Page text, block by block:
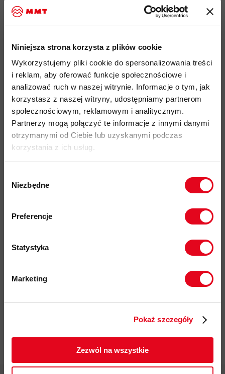
Niniejsza strona korzysta z plików cookie
Wykorzystujemy pliki cookie do spersonalizowania treści
i reklam, aby oferować funkcje społecznościowe i
analizować ruch w naszej witrynie. Informacje o tym, jak
korzystasz z naszej witryny, udostępniamy partnerom
społecznościowym, reklamowym i analitycznym.
Partnerzy mogą połączyć te informacje z innymi danymi
otrzymanymi od Ciebie lub uzyskanymi podczas
korzystania z ich usług.
zgody
Niezbędne
Preferencje
Statystyka
Marketing
Pokaż szczegóły
Zezwól na wszystkie
wysoki komfort termiczny przy zachowaniu minimalnej wagi
sprawnie odprowadza wilgoć
innowacyjna konstrukcja materiału z wafelkową strukturą
wewnątrz zapewnia doskonały stosunek ciepła do wagi przy
zachowaniu komfortu użytkowania
gładkie wykończenie materiału zewnętrznego zwiększa
odporność na ścieranie
profilowany fason nie ogranicza swobody ruchu
użyte płaskie szwy obniżają ryzyko otarć
dwie kieszenie boczne z zamkami
jedna kieszeń na klatce piersiowej z laminowanym zamkiem
miękko wykończony podbródek dla większego komfortu
mankiety i dół bluzy wykończony elastyczną i wytrzymałą
przyjazność środowiskowa: bluesign, materiały pochodzące
kod produktu: X000010560
Specyfikacja
zgodnie z Polityką prywatności.